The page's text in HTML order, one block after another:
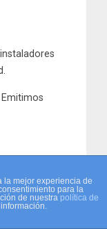
la mejor experiencia de
para la
de nuestra política de